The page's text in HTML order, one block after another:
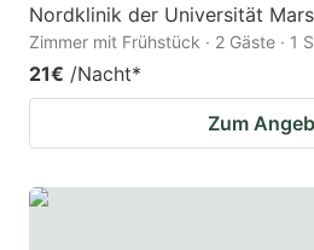
Nordklinik der Universität
Zimmer mit Frühstück · 2 Gäste · 1
21€ /Nacht*
Zum